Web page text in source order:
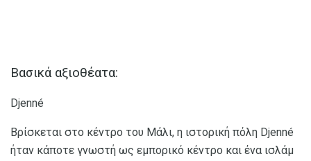
Βασικά αξιοθέατα:
Djenné
Βρίσκεται στο κέντρο του Μάλι, η ιστορική πόλη Djenné
ήταν κάποτε γνωστή ως εμπορικό κέντρο και ένα ισλάμ